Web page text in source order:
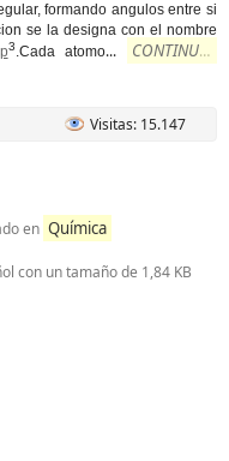
formando angulos entre si
se la designa con el nombre
3.Cada atomo...
CONTINUAR
Visitas: 15.147
en Química
con un tamaño de 1,84 KB